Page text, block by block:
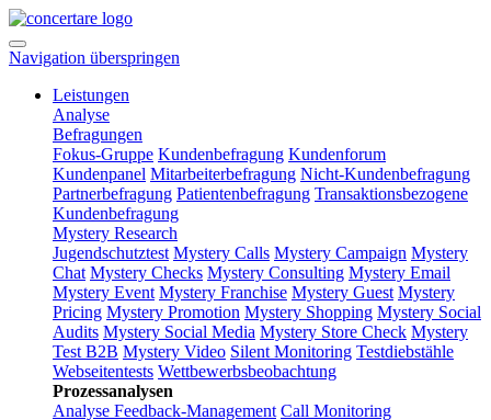
Navigation überspringen
Leistungen
Analyse
Befragungen
Fokus-Gruppe Kundenbefragung Kundenforum
Kundenpanel Mitarbeiterbefragung Nicht-Kundenbefragung
Partnerbefragung Patientenbefragung Transaktionsbezogene
Kundenbefragung
Mystery Research
Jugendschutztest Mystery Calls Mystery Campaign Mystery
Chat Mystery Checks Mystery Consulting Mystery Email
Mystery Event Mystery Franchise Mystery Guest Mystery
Pricing Mystery Promotion Mystery Shopping Mystery Social
Audits Mystery Social Media Mystery Store Check Mystery
Test B2B Mystery Video Silent Monitoring Testdiebstähle
Webseitentests Wettbewerbsbeobachtung
Prozessanalysen
Analyse Feedback-Management Call Monitoring